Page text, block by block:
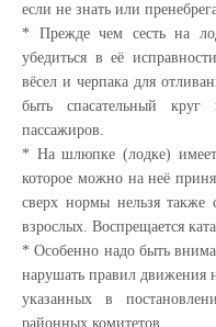
если не знать или
* Прежде чем сесть на
убедиться в её
вёсел и черпака для
быть спасательный
пассажиров.
* На шлюпке (лодке)
которое можно на неё
сверх нормы нельзя также
взрослых. Воспрещается
* Особенно надо быть
нарушать правил движения
указанных в
районных комитетов.